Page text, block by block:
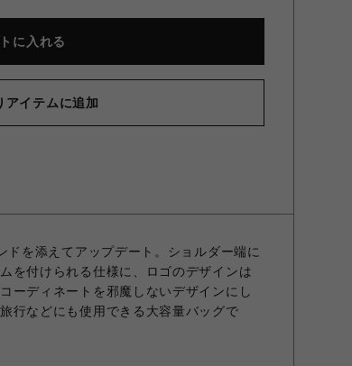
に入れる
アイテムに追加
を添えてアップデート。ショルダー端に
を付けられる仕様に、ロゴのデザインは
ーディネートを邪魔しないデザインにし
行などにも使用できる大容量バッグで